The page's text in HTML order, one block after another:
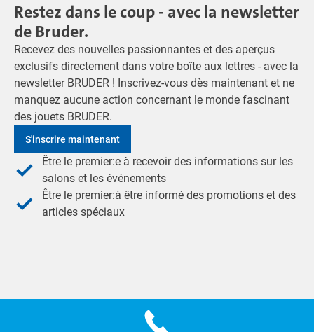
Restez dans le coup - avec la newsletter
de Bruder.
Recevez des nouvelles passionnantes et des aperçus
exclusifs directement dans votre boîte aux lettres - avec la
newsletter BRUDER ! Inscrivez-vous dès maintenant et ne
manquez aucune action concernant le monde fascinant
des jouets BRUDER.
S'inscrire maintenant
Être le premier:e à recevoir des informations sur les
salons et les événements
Être le premier:à être informé des promotions et des
articles spéciaux